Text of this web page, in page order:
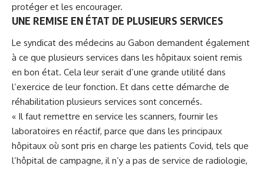
protéger et les encourager.
UNE REMISE EN ÉTAT DE PLUSIEURS SERVICES
Le syndicat des médecins au Gabon demandent également
à ce que plusieurs services dans les hôpitaux soient remis
en bon état. Cela leur serait d’une grande utilité dans
l’exercice de leur fonction. Et dans cette démarche de
réhabilitation plusieurs services sont concernés.
« Il faut remettre en service les scanners, fournir les
laboratoires en réactif, parce que dans les principaux
hôpitaux où sont pris en charge les patients Covid, tels que
l’hôpital de campagne, il n’y a pas de service de radiologie,